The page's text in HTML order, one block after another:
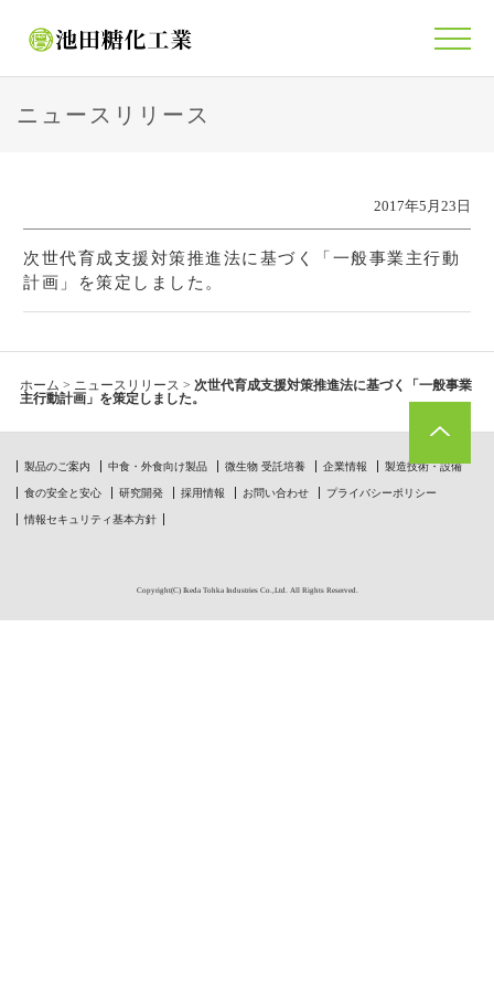
ニュースリリース
2017年5月23日
次世代育成支援対策推進法に基づく「一般事業主行動
計画」を策定しました。
ホーム > ニュースリリース > 次世代育成支援対策推進法に基づく「一般事業
主行動計画」を策定しました。
製品のご案内 中食・外食向け製品 微生物 受託培養 企業情報 製造技術・設備
食の安全と安心 研究開発 採用情報 お問い合わせ プライバシーポリシー
情報セキュリティ基本方針
Copyright(C) Ikeda Tohka Industries Co.,Ltd. All Rights Reserved.